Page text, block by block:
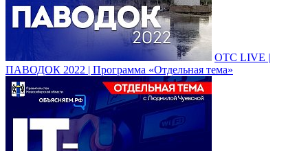
ОТС LIVE |
ПАВОДОК 2022 | Программа «Отдельная тема»